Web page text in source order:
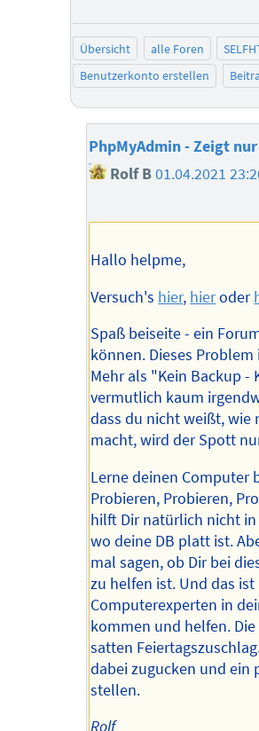
Übersicht alle Foren
Benutzerkonto erstellen
PhpMyAdmin - Zeigt
Rolf B 01.04.2021
Hallo helpme,
Versuch's hier, hieroder
Spaß beiseite - ein
können. Dieses
Mehr als "Kein Backup -
vermutlich kaum
dass du nicht weißt, wie
macht, wird der Spott
Lerne deinen Computer
Probieren, Probieren,
hilft Dir natürlich nicht
wo deine DB platt ist.
mal sagen, ob Dir bei
zu helfen ist. Und das
Computerexperten in
kommen und helfen.
satten
dabei zugucken und ein
stellen.
Rolf